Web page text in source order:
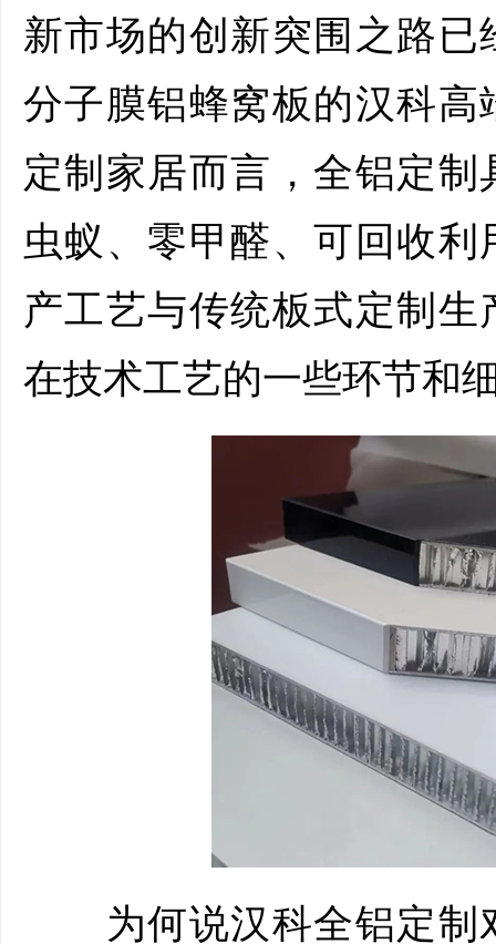
新市场的创新突围之路
分子膜铝蜂窝板的汉科
定制家居而言，全铝定
虫蚁、零甲醛、可回收
产工艺与传统板式定制
在技术工艺的一些环节和
为何说汉科全铝定制